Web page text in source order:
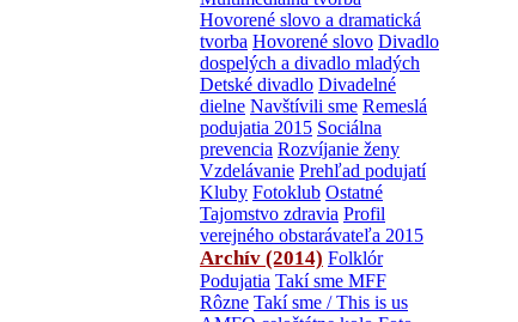
Hovorené slovo a dramatická
tvorba Hovorené slovo Divadlo
dospelých a divadlo mladých
Detské divadlo Divadelné
dielne Navštívili sme Remeslá
podujatia 2015 Sociálna
prevencia Rozvíjanie ženy
Vzdelávanie Prehľad podujatí
Kluby Fotoklub Ostatné
Tajomstvo zdravia Profil
verejného obstarávateľa 2015
Archív (2014) Folklór
Podujatia Takí sme MFF
Rôzne Takí sme / This is us